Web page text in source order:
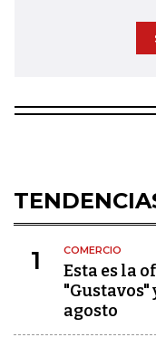
1 COMERCIO
Esta es la
"Gustavos"
agosto